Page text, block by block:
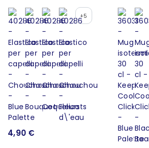
+5
4,90 €